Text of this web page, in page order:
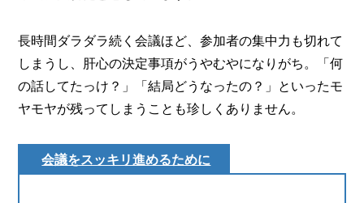
長時間ダラダラ続く会議ほど、参加者の集中力も切れて
しまうし、肝心の決定事項がうやむやになりがち。「何
の話してたっけ？」「結局どうなったの？」といったモ
ヤモヤが残ってしまうことも珍しくありません。
会議をスッキリ進めるために